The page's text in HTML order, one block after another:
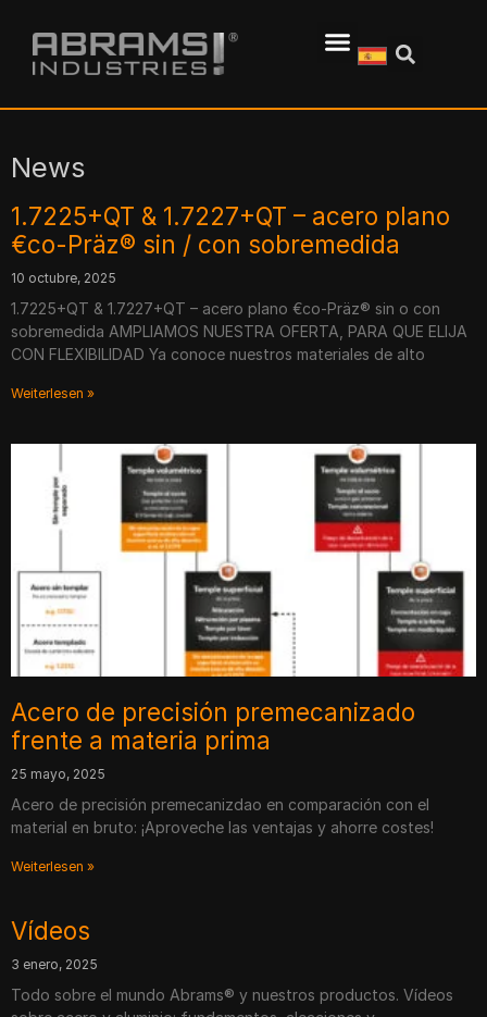
News
1.7225+QT & 1.7227+QT – acero plano
€co-Präz® sin / con sobremedida
10 octubre, 2025
1.7225+QT & 1.7227+QT – acero plano €co-Präz® sin o con
sobremedida AMPLIAMOS NUESTRA OFERTA, PARA QUE ELIJA
CON FLEXIBILIDAD Ya conoce nuestros materiales de alto
Weiterlesen »
Acero de precisión premecanizado
frente a materia prima
25 mayo, 2025
Acero de precisión premecanizdao en comparación con el
material en bruto: ¡Aproveche las ventajas y ahorre costes!
Weiterlesen »
Vídeos
3 enero, 2025
Todo sobre el mundo Abrams® y nuestros productos. Vídeos